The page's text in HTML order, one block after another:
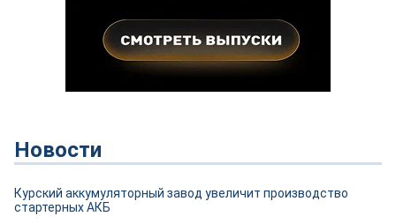
Новости
Курский аккумуляторный завод увеличит производство
стартерных АКБ